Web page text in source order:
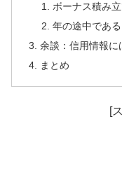
ボーナス積み
年の途中であ
余談：信用情報に
まとめ
[